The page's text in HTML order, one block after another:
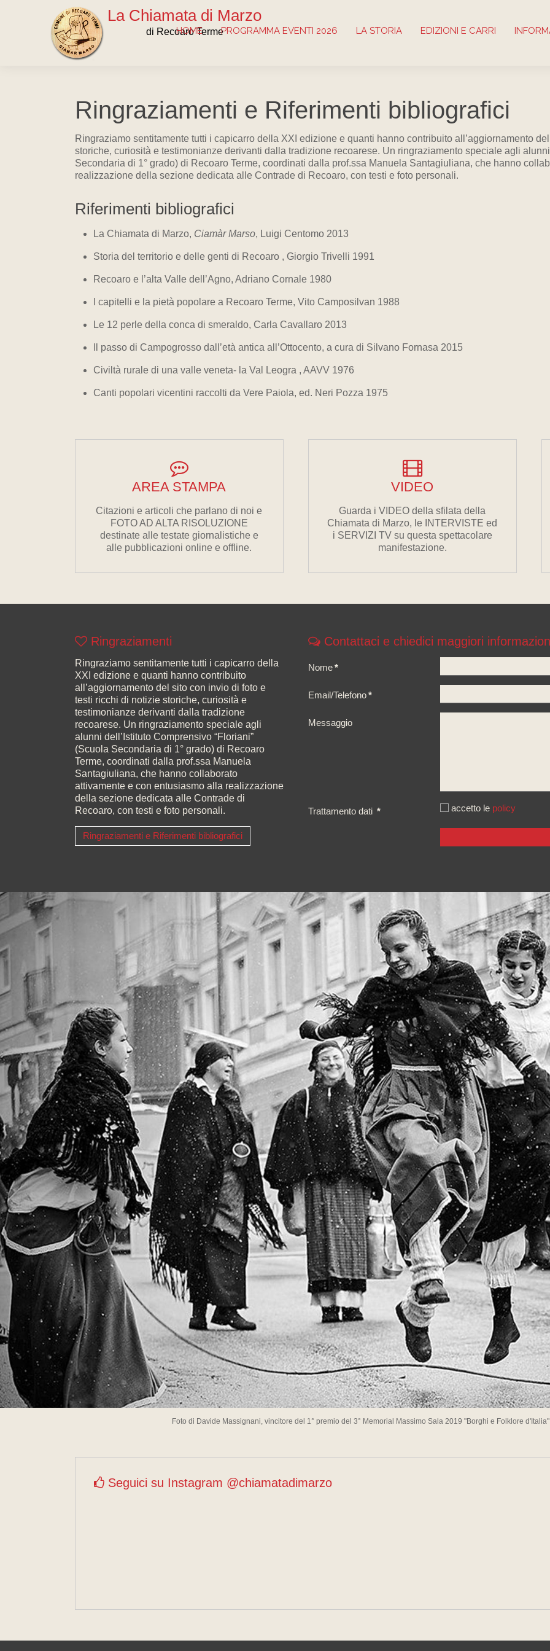
La Chiamata di Marzo
di Recoaro Terme
HOME PROGRAMMA EVENTI 2026 LA STORIA EDIZIONI E CARRI
Ringraziamenti e Riferimenti bibliografici
Ringraziamo sentitamente tutti i capicarro della XXI edizione e quanti hanno contribuito all’aggiornamento
storiche, curiosità e testimonianze derivanti dalla tradizione recoarese. Un ringraziamento speciale agli
Secondaria di 1° grado) di Recoaro Terme, coordinati dalla prof.ssa Manuela Santagiuliana, che hanno
realizzazione della sezione dedicata alle Contrade di Recoaro, con testi e foto personali.
Riferimenti bibliografici
La Chiamata di Marzo, Ciamàr Marso, Luigi Centomo 2013
Storia del territorio e delle genti di Recoaro , Giorgio Trivelli 1991
Recoaro e l’alta Valle dell’Agno, Adriano Cornale 1980
I capitelli e la pietà popolare a Recoaro Terme, Vito Camposilvan 1988
Le 12 perle della conca di smeraldo, Carla Cavallaro 2013
Il passo di Campogrosso dall’età antica all’Ottocento, a cura di Silvano Fornasa 2015
Civiltà rurale di una valle veneta- la Val Leogra , AAVV 1976
Canti popolari vicentini raccolti da Vere Paiola, ed. Neri Pozza 1975
AREA STAMPA
Citazioni e articoli che parlano di noi e
FOTO AD ALTA RISOLUZIONE
destinate alle testate giornalistiche e
alle pubblicazioni online e offline.
VIDEO
Guarda i VIDEO della sfilata della
Chiamata di Marzo, le INTERVISTE ed
i SERVIZI TV su questa spettacolare
manifestazione.
Ringraziamenti
Ringraziamo sentitamente tutti i capicarro della
XXI edizione e quanti hanno contribuito
all’aggiornamento del sito con invio di foto e
testi ricchi di notizie storiche, curiosità e
testimonianze derivanti dalla tradizione
recoarese. Un ringraziamento speciale agli
alunni dell’Istituto Comprensivo “Floriani”
(Scuola Secondaria di 1° grado) di Recoaro
Terme, coordinati dalla prof.ssa Manuela
Santagiuliana, che hanno collaborato
attivamente e con entusiasmo alla realizzazione
della sezione dedicata alle Contrade di
Recoaro, con testi e foto personali.
Ringraziamenti e Riferimenti bibliografici
Contattaci e chiedici maggiori
Nome*
Email/Telefono*
Messaggio
Trattamento dati * accetto le policy
Foto di Davide Massignani, vincitore del 1° premio del 3° Memorial Massimo Sala 2019 "Borghi e Folklore
Seguici su Instagram @chiamatadimarzo